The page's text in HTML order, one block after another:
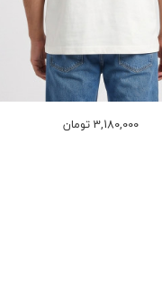
3,180,000 تومان